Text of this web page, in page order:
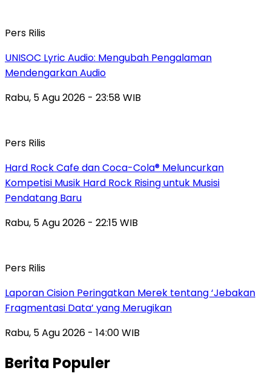
Pers Rilis
UNISOC Lyric Audio: Mengubah Pengalaman
Mendengarkan Audio
Rabu, 5 Agu 2026 - 23:58 WIB
Pers Rilis
Hard Rock Cafe dan Coca-Cola® Meluncurkan
Kompetisi Musik Hard Rock Rising untuk Musisi
Pendatang Baru
Rabu, 5 Agu 2026 - 22:15 WIB
Pers Rilis
Laporan Cision Peringatkan Merek tentang ‘Jebakan
Fragmentasi Data’ yang Merugikan
Rabu, 5 Agu 2026 - 14:00 WIB
Berita Populer